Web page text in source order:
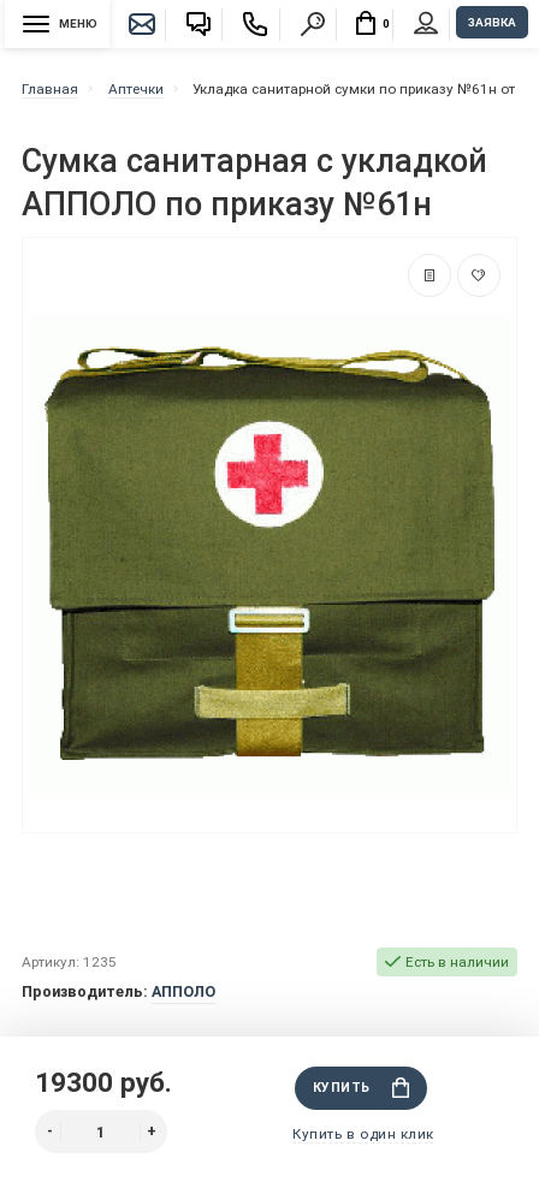
МЕНЮ 0 ЗАЯВКА
Главная Аптечки Укладка санитарной сумки по приказу №61н от
Сумка санитарная с укладкой
АППОЛО по приказу №61н
Артикул: 1235 Есть в наличии
Производитель: АППОЛО
19300 руб. КУПИТЬ
Купить в один клик